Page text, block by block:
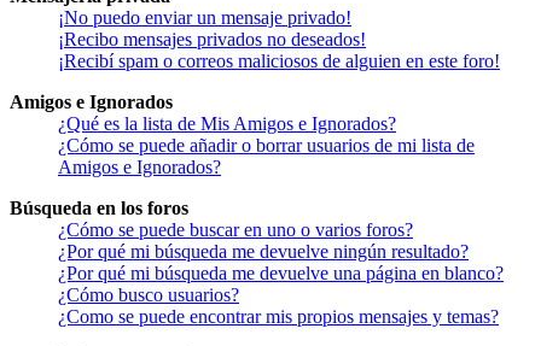
¡No puedo enviar un mensaje privado!
¡Recibo mensajes privados no deseados!
¡Recibí spam o correos maliciosos de alguien en este foro!
Amigos e Ignorados
¿Qué es la lista de Mis Amigos e Ignorados?
¿Cómo se puede añadir o borrar usuarios de mi lista de
Amigos e Ignorados?
Búsqueda en los foros
¿Cómo se puede buscar en uno o varios foros?
¿Por qué mi búsqueda me devuelve ningún resultado?
¿Por qué mi búsqueda me devuelve una página en blanco?
¿Cómo busco usuarios?
¿Como se puede encontrar mis propios mensajes y temas?